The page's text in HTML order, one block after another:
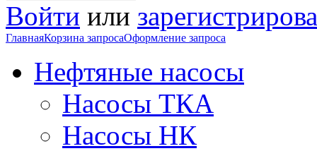
Войти или
ГлавнаяКорзина запросаОформление запроса
Нефтяные насосы
Насосы ТКА
Насосы НК